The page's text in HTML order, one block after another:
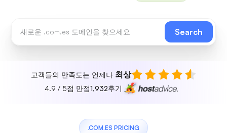
Search
고객들의 만족도는 언제나 최상
4.9 / 5점 만점1,932후기
.COM.ES PRICING